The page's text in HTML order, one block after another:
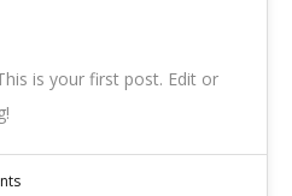
is your first post. Edit or